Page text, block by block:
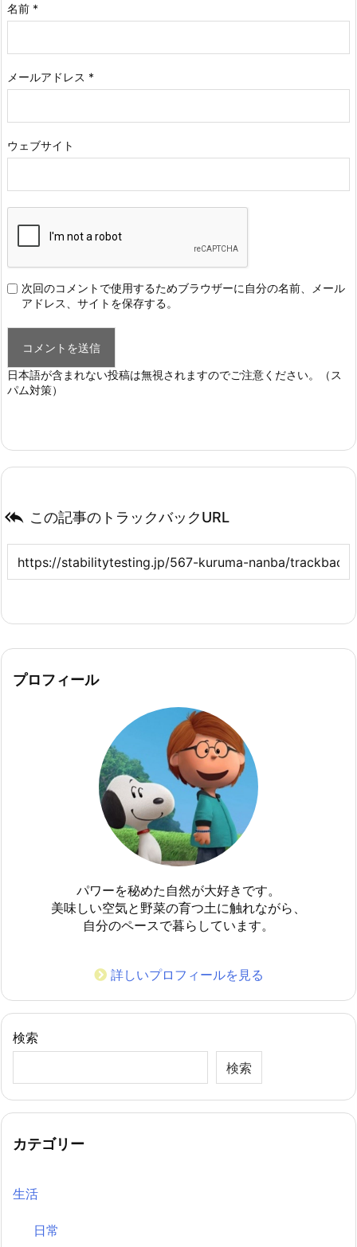
名前 *
メールアドレス *
ウェブサイト
次回のコメントで使用するためブラウザーに自分の名前、メール
アドレス、サイトを保存する。
日本語が含まれない投稿は無視されますのでご注意ください。（ス
パム対策）
 この記事のトラックバックURL
プロフィール
パワーを秘めた自然が大好きです。
美味しい空気と野菜の育つ土に触れながら、
自分のペースで暮らしています。
詳しいプロフィールを見る
検索
検索
カテゴリー
生活
日常